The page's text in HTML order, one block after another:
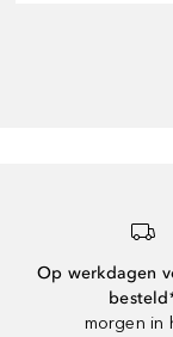
Op werkdagen
morgen in